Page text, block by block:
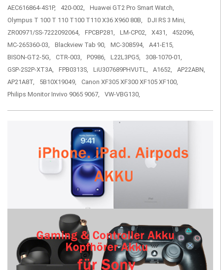
AEC616864-4S1P,
420-002,
Huawei GT2 Pro Smart Watch,
Olympus T 100 T 110 T100 T110 X36 X960 80B,
DJI RS 3 Mini,
ZR00971/SS-7222092064,
FPCBP281, LM-CP02, X431,
452096,
MC-265360-03,
Blackview Tab 90, MC-308594,
A41-E15,
BISON-GT2-5G,
CTR-003, P0986, L22L3PG5,
308-1070-01,
GSP-2S2P-XT3A,
FPB0313S, LiU307689PHVUTL, A1652,
AP22ABN,
AP21A8T,
5B10X19049,
Canon XF305 XF300 XF105 XF100,
Philips Monitor Invivo 9065 9067,
VW-VBG130,